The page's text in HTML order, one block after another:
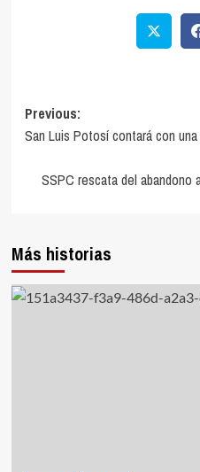
Previous:
San Luis Potosí contará con
SSPC rescata del abandono
Más historias